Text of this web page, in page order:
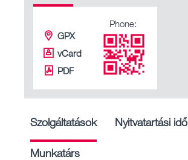
GPX
vCard
PDF
Phone:
Szolgáltatások Nyitvatartási idő
Munkatárs